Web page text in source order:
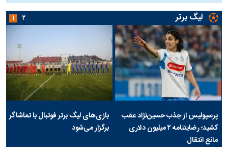
لیگ برتر
پرسپولیس از جذب حسین‌نژاد عقب
کشید؛ رضایتنامه ۲ میلیون دلاری
مانع انتقال
بازی‌های لیگ برتر فوتبال با تماشاگر
برگزار می‌شود
۱ ۲